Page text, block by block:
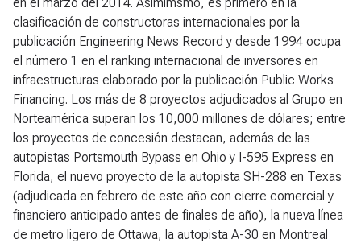
clasificación de constructoras internacionales por la
publicación Engineering News Record y desde 1994 ocupa
el número 1 en el ranking internacional de inversores en
infraestructuras elaborado por la publicación Public Works
Financing. Los más de 8 proyectos adjudicados al Grupo en
Norteamérica superan los 10,000 millones de dólares; entre
los proyectos de concesión destacan, además de las
autopistas Portsmouth Bypass en Ohio y I-595 Express en
Florida, el nuevo proyecto de la autopista SH-288 en Texas
(adjudicada en febrero de este año con cierre comercial y
financiero anticipado antes de finales de año), la nueva línea
de metro ligero de Ottawa, la autopista A-30 en Montreal